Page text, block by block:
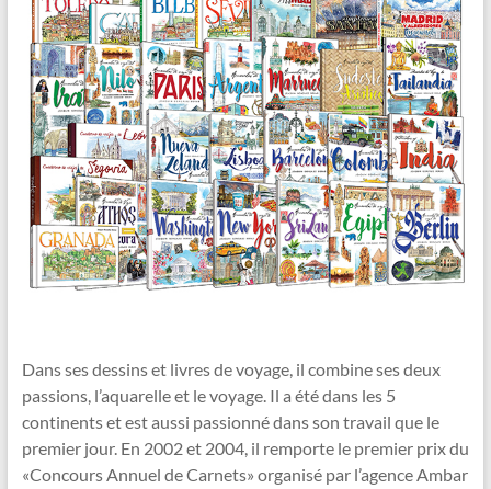
Dans ses dessins et livres de voyage, il combine ses deux
passions, l’aquarelle et le voyage. Il a été dans les 5
continents et est aussi passionné dans son travail que le
premier jour. En 2002 et 2004, il remporte le premier prix du
«Concours Annuel de Carnets» organisé par l’agence Ambar